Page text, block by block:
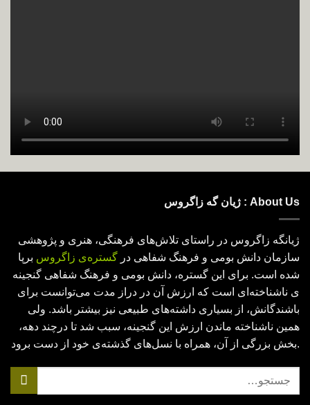
About Us : ژیان گه زاگروس
ژیانگه زاگروس در راستای تلاش­‌های فرهنگی، هنری و پژوهشی
سازمان دانش بومی و فرهنگ شفاهی در گستره­‌ی زاگروس برپا
شده است. برای این گستره، دانش بومی و فرهنگ شفاهی گنجینه­‌
ی ناشناخته­‌ای است که ارزش آن در دراز مدت می‌­توانست برای
باشندگانش، از بسیاری داشته­‌های طبیعی نیز بیشتر باشد. ولی
همین ناشناخته ماندن ارزش این گنجینه، سبب شد تا درچند دهه­،
بخش بزرگی از آن، همراه با نسل­‌های گذشته­‌ی خود از دست برود.
برای: